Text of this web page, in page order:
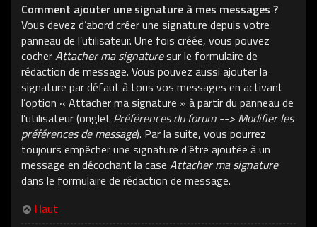
Comment ajouter une signature à mes messages ?
Vous devez d’abord créer une signature depuis votre
panneau de l’utilisateur. Une fois créée, vous pouvez
cocherAttacher ma signaturesur le formulaire de
rédaction de message. Vous pouvez aussi ajouter la
signature par défaut à tous vos messages en activant
l’option « Attacher ma signature » à partir du panneau de
l’utilisateur (onglet Préférences du forum --> Modifier les
préférences de message). Par la suite, vous pourrez
toujours empêcher une signature d’être ajoutée à un
message en décochant la case Attacher ma signature
dans le formulaire de rédaction de message.
Haut